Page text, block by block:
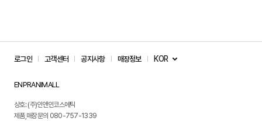
로그인 고객센터 공지사항 매장정보 KOR
ENPRANIMALL
상호: (주)인앤인코스메틱
제품,매장문의 080-757-1339